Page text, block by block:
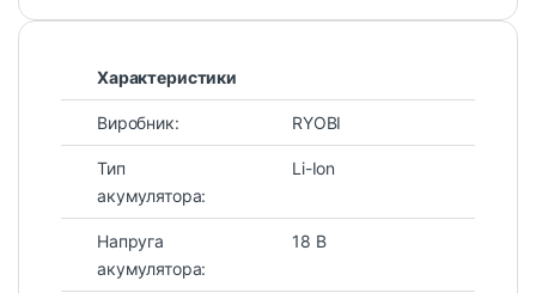
Характеристики
Виробник: RYOBI
Тип
акумулятора:
Li-Ion
Напруга
акумулятора:
18 В